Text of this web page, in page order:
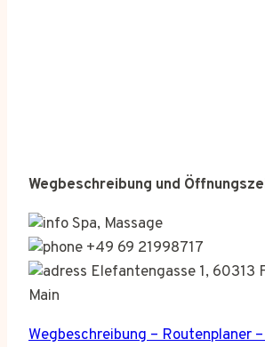
Wegbeschreibung und
Spa, Massage
+49 69 21998717
Elefantengasse 1, 60313
Main
Wegbeschreibung – Routenplaner